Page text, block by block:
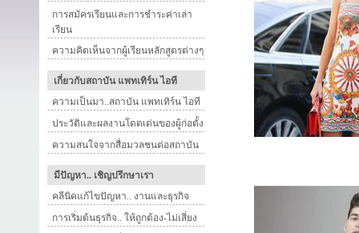
การสมัครเรียนและการชำระค่าเล่า
เรียน
ความคิดเห็นจากผู้เรียนหลักสูตรต่างๆ
เกี่ยวกับสถาบัน แพทเทิร์น ไอที
ความเป็นมา..สถาบัน แพทเทิร์น ไอที
ประวัติและผลงานโดดเด่นของผู้ก่อตั้ง
ความสนใจจากสื่อมวลชนต่อสถาบัน
มีปัญหา.. เชิญปรึกษาเรา
คลีนิคแก้ไขปัญหา.. งานและธุรกิจ
การเริ่มต้นธุรกิจ.. ให้ถูกต้อง-ไม่เสี่ยง